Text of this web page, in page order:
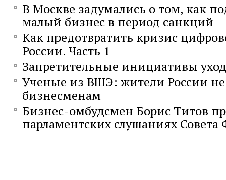
В Москве задумались о том, как
малый бизнес в период санкций
Как предотвратить кризис
России. Часть 1
Запретительные инициативы
Ученые из ВШЭ: жители России не
бизнесменам
Бизнес-омбудсмен Борис Титов
парламентских слушаниях